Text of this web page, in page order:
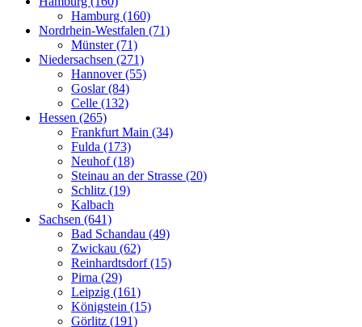
Hamburg (160)
Nordrhein-Westfalen (71)
Münster (71)
Niedersachsen (271)
Hannover (55)
Goslar (84)
Celle (132)
Hessen (265)
Frankfurt Main (34)
Fulda (173)
Neuhof (18)
Steinau an der Strasse (20)
Schlitz (19)
Kalbach
Sachsen (641)
Bad Schandau (49)
Zwickau (62)
Reinhardtsdorf (15)
Pirna (29)
Leipzig (161)
Königstein (15)
Görlitz (191)